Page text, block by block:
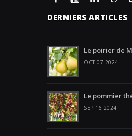
DERNIERS ARTICLES
Le poirier de
OCT 07 2024
Le pommier
SEP 16 2024